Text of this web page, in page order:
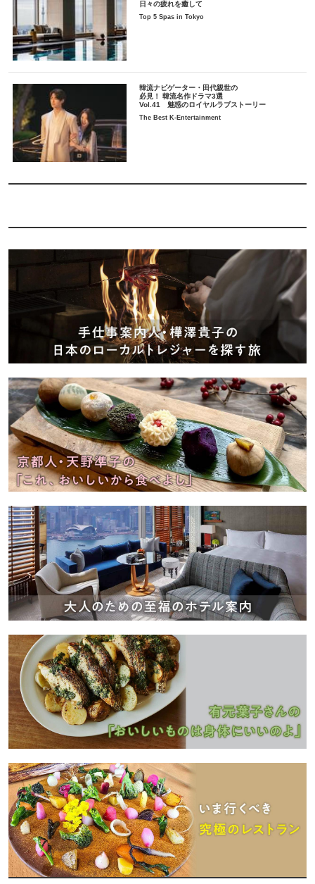
日々の疲れを癒して
Top 5 Spas in Tokyo
韓流ナビゲーター・田代親世の
必見！ 韓流名作ドラマ3選
Vol.41 魅惑のロイヤルラブストーリー
The Best K-Entertainment